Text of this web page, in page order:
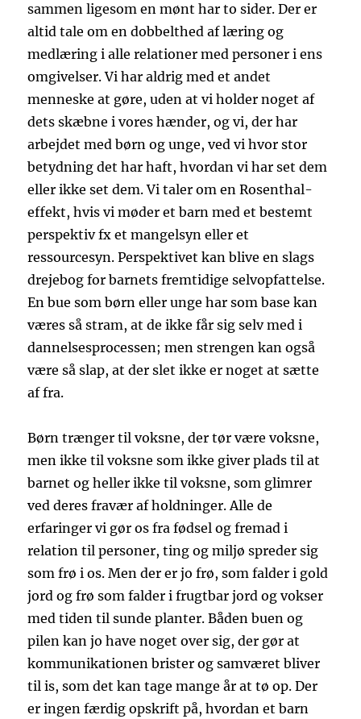
sammen ligesom en mønt har to sider. Der er
altid tale om en dobbelthed af læring og
medlæring i alle relationer med personer i ens
omgivelser. Vi har aldrig med et andet
menneske at gøre, uden at vi holder noget af
dets skæbne i vores hænder, og vi, der har
arbejdet med børn og unge, ved vi hvor stor
betydning det har haft, hvordan vi har set dem
eller ikke set dem. Vi taler om en Rosenthal-
effekt, hvis vi møder et barn med et bestemt
perspektiv fx et mangelsyn eller et
ressourcesyn. Perspektivet kan blive en slags
drejebog for barnets fremtidige selvopfattelse.
En bue som børn eller unge har som base kan
væres så stram, at de ikke får sig selv med i
dannelsesprocessen; men strengen kan også
være så slap, at der slet ikke er noget at sætte
af fra.
Børn trænger til voksne, der tør være voksne,
men ikke til voksne som ikke giver plads til at
barnet og heller ikke til voksne, som glimrer
ved deres fravær af holdninger. Alle de
erfaringer vi gør os fra fødsel og fremad i
relation til personer, ting og miljø spreder sig
som frø i os. Men der er jo frø, som falder i gold
jord og frø som falder i frugtbar jord og vokser
med tiden til sunde planter. Båden buen og
pilen kan jo have noget over sig, der gør at
kommunikationen brister og samværet bliver
til is, som det kan tage mange år at tø op. Der
er ingen færdig opskrift på, hvordan et barn